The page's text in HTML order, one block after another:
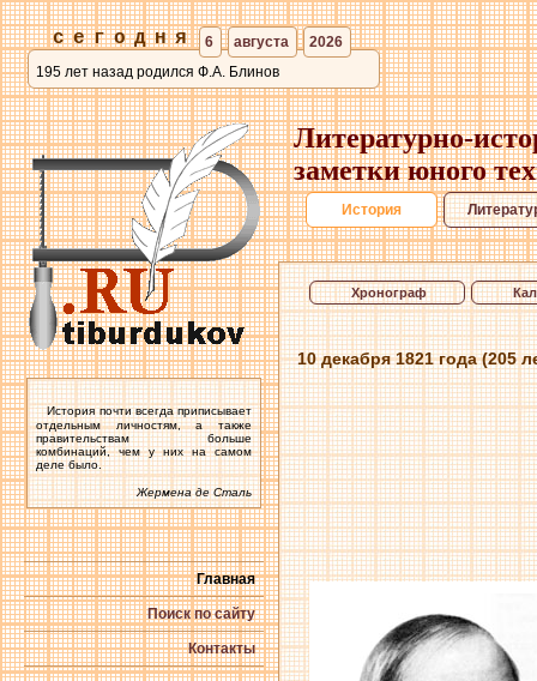
сегодня 6 августа
2026
195 лет назад родился Ф.А. Блинов
История почти всегда приписывает
отдельным личностям, а также
правительствам больше
комбинаций, чем у них на самом
деле было.
Жермена де Сталь
Главная
Поиск по сайту
Контакты
Литературно-
заметки юного
История
Хронограф
10 декабря 1821 года (205